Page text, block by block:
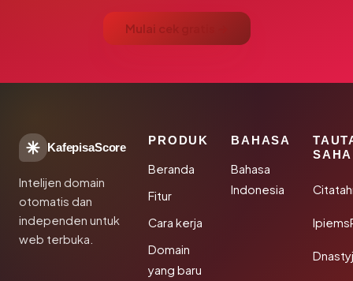
Mulai cek gratis →
KafepisaScore
Intelijen domain
otomatis dan
independen untuk
web terbuka.
PRODUK
Beranda
Fitur
Cara kerja
Domain
yang baru
BAHASA
Bahasa
Indonesia